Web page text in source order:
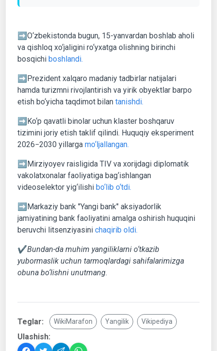
➡️O‘zbekistonda bugun, 15-yanvardan boshlab aholi
va qishloq xo‘jaligini ro‘yxatga olishning birinchi
bosqichi boshlandi.
➡️Prezident xalqaro madaniy tadbirlar natijalari
hamda turizmni rivojlantirish va yirik obyektlar barpo
etish bo‘yicha taqdimot bilan tanishdi.
➡️Ko‘p qavatli binolar uchun klaster boshqaruv
tizimini joriy etish taklif qilindi. Huquqiy eksperiment
2026−2030 yillarga mo‘ljallangan.
➡️Mirziyoyev raisligida TIV va xorijdagi diplomatik
vakolatxonalar faoliyatiga bag‘ishlangan
videoselektor yig‘ilishi bo‘lib o‘tdi.
➡️Markaziy bank "Yangi bank" aksiyadorlik
jamiyatining bank faoliyatini amalga oshirish huquqini
beruvchi litsenziyasini chaqirib oldi.
✔️Bundan-da muhim yangiliklarni o‘tkazib
yubormaslik uchun tarmoqlardagi sahifalarimizga
obuna bo‘lishni unutmang.
Teglar: WikiMarafon Yangilik Vikipediya
Ulashish: